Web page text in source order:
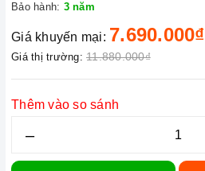
Bảo hành: 3 năm
Giá khuyến mại: 7.690.000₫
Giá thị trường: 11.880.000₫
Thêm vào so sánh
–